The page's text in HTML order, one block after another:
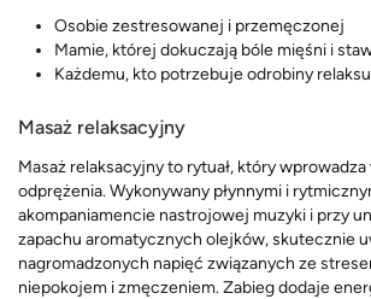
Osobie zestresowanej i przemęczonej
Mamie, której dokuczają bóle mięśni i
Każdemu, kto potrzebuje odrobiny relaksu
Masaż relaksacyjny
Masaż relaksacyjny to rytuał, który
odprężenia. Wykonywany płynnymi i
akompaniamencie nastrojowej muzyki i przy
zapachu aromatycznych olejków, skutecznie
nagromadzonych napięć związanych ze
niepokojem i zmęczeniem. Zabieg dodaje